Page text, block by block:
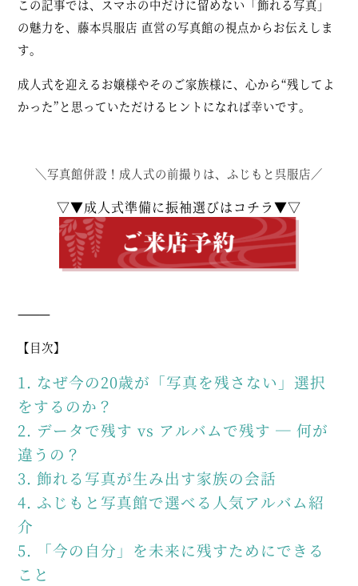
この記事では、
スマホの中だけに留めない「飾れる写真」
の魅力を、藤本呉服店 直営の写真館の視点からお伝えしま
す。
成人式を迎えるお嬢様やそのご家族様に、心から“残してよ
かった”と思っていただけるヒントになれば幸いです。
＼写真館併設！成人式の前撮りは、ふじもと呉服店／
▽▼成人式準備に振袖選びはコチラ▼▽
⸻
【目次】
1. なぜ今の20歳が「写真を残さない」選択
をするのか？
2. データで残す vs アルバムで残す ― 何が
違うの？
3. 飾れる写真が生み出す家族の会話
4. ふじもと写真館で選べる人気アルバム紹
介
5. 「今の自分」を未来に残すためにできる
こと